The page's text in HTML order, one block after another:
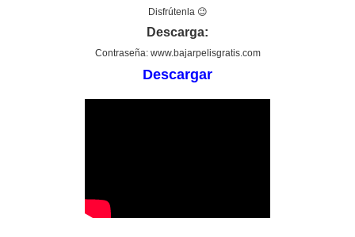
Disfrútenla 😉
Descarga:
Contraseña: www.bajarpelisgratis.com
Descargar